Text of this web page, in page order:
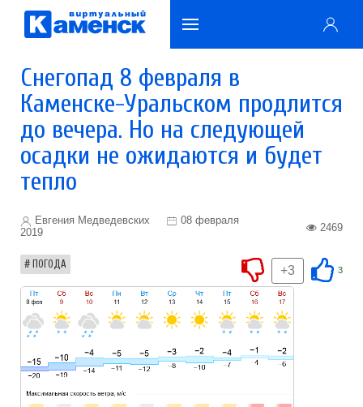
Снегопад 8 февраля в
Каменске-Уральском продлится
до вечера. Но на следующей
осадки не ожидаются и будет
тепло
Евгения Медведевских
08 февраля
2019
2469
ПОГОДА 3
+3